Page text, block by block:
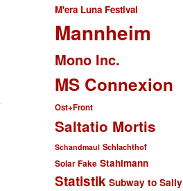
M'era Luna Festival
Mannheim
Mono Inc.
MS Connexion
Ost+Front
Saltatio Mortis
Schandmaul Schlachthof
Solar Fake Stahlmann
Statistik Subway to Sally